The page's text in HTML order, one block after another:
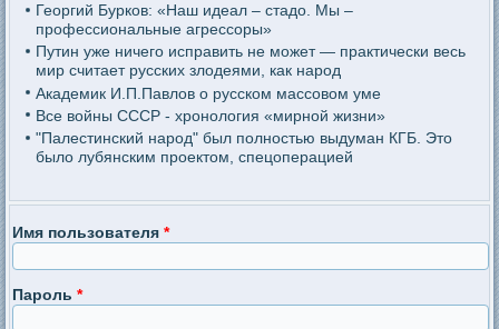
Георгий Бурков: «Наш идеал – стадо. Мы –
профессиональные агрессоры»
Путин уже ничего исправить не может — практически весь
мир считает русских злодеями, как народ
Академик И.П.Павлов о русском массовом уме
Все войны СССР - хронология «мирной жизни»
"Палестинский народ" был полностью выдуман КГБ. Это
было лубянским проектом, спецоперацией
Имя пользователя*
Пароль*